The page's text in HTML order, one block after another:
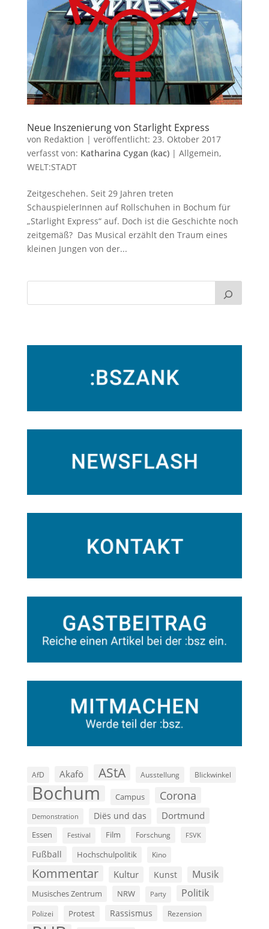
Neue Inszenierung von Starlight Express
von Redaktion | veröffentlicht: 23. Oktober 2017
verfasst von: Katharina Cygan (kac)| Allgemein,
WELT:STADT
Zeitgeschehen. Seit 29 Jahren treten
SchauspielerInnen auf Rollschuhen in Bochum für
„Starlight Express“ auf. Doch ist die Geschichte noch
zeitgemäß? Das Musical erzählt den Traum eines
kleinen Jungen von der...
AfD Akafö AStA Ausstellung Blickwinkel
Bochum Campus Corona
Demonstration Diës und das Dortmund
Essen Festival Film Forschung FSVK
Fußball Hochschulpolitik Kino
Kommentar Kultur Kunst Musik
Musisches Zentrum NRW Party Politik
Polizei Protest Rassismus Rezension